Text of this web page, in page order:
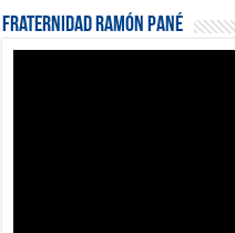
Fraternidad Ramón Pané